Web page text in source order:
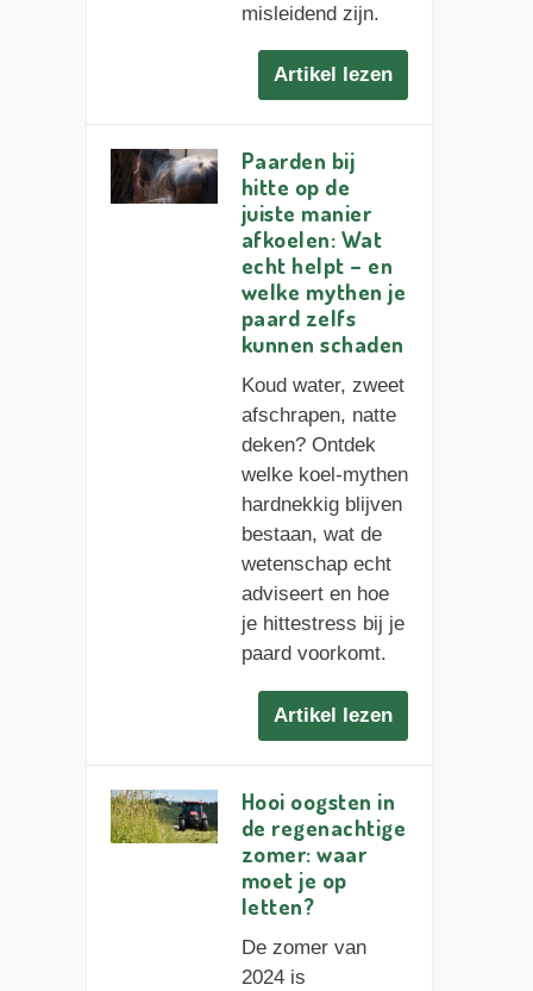
misleidend zijn.
Artikel lezen
Paarden bij
hitte op de
juiste manier
afkoelen: Wat
echt helpt – en
welke mythen je
paard zelfs
kunnen schaden
Koud water, zweet
afschrapen, natte
deken? Ontdek
welke koel-mythen
hardnekkig blijven
bestaan, wat de
wetenschap echt
adviseert en hoe
je hittestress bij je
paard voorkomt.
Artikel lezen
Hooi oogsten in
de regenachtige
zomer: waar
moet je op
letten?
De zomer van
2024 is